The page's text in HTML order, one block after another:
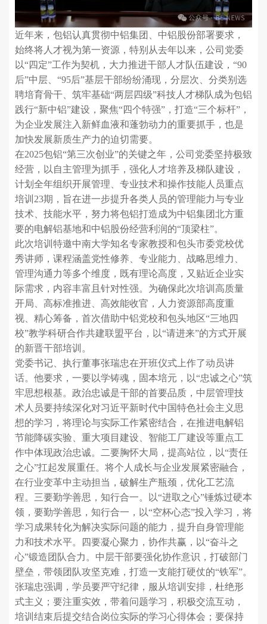
近年来，包铝认真贯彻中铝集团、中铝股份部署要求，
始终将人才视为第一资源，特别从去年以来，公司党委
以“四定”工作为契机，大力推进干部人才队伍建设，“90
后”中层、“95后”基层干部纷纷涌现，分层次、分类别选
聘培育骨干、筑牢基础“两层四级”科技人才梯队成为包铝
践行“新中铝”建设，聚焦“四个特强”，打造“三个标杆”，
为企业发展注入新鲜血液和蓬勃动力的重要抓手，也是
加快发展新质生产力的迫切需要。
在2025包铝“第三次创业”的关键之年，公司党委坚持极致
经营，以自主管理为抓手，强化人才培养及梯队建设，
计划全年组织开展管理、专业技术和操作技能人员重点
培训23期，旨在进一步提升各类人员的管理能力与专业
技术、技能水平，努力将包铝打造成为中铝集团北方重
要的电解铝基地和中铝股份经营利润的“顶梁柱”。
此次培训特邀中南大学知名专家教授和包头市委党校优
秀讲师，课程涵盖党性修养、专业能力、战略思维力、
管理沟通力等多个维度，既有理论高度，又贴近企业实
际需求，内容丰富且针对性强。为确保此次培训高质量
开局、高标准推进、高效能收官，人力资源部高度重
视、精心筹备，首次借助中铝党校和包头地区“三地四
校”教学科研合作共建联盟平台，以“请进来”的方式开展
的新晋干部培训。
党委书记、执行董事张瑞忠在开班仪式上作了动员讲
话。他要求，一要以学铸魂，固本培元，以“忠诚之心”筑
牢思想根基。政治忠诚是干部的首要品质，中层管理技
术人员要持续深化对习近平新时代中国特色社会主义思
想的学习，将理论与实际工作紧密结合，在推进电解铝
节能降碳实验、重大项目建设、智能工厂建设等重点工
作中体现政治忠诚。二要胸怀大局，提高站位，以“责任
之心”扛起发展重任。将个人成长与企业发展紧密融合，
在行业变革中主动担当，破解生产瓶颈，优化工艺流
程。三要勤学善思，知行合一。以“进取之心”锤炼过硬本
领，要勤学善思，知行合一，以“空杯心态”投入学习，将
学习成果转化为解决实际问题的能力，提升自身管理能
力和技术水平。四要凝心聚力，协作共赢，以“奋斗之
心”锻造团队合力。中层干部要强化协作意识，打破部门
壁垒，带领团队攻坚克难，打造一支能打硬仗的“铁军”。
张瑞忠强调，学员要严守纪律，服从培训安排，杜绝形
式主义；要注重实效，带着问题学习，积极交流互动，
培训结束后提交结合岗位实际的学习心得体会；要保持